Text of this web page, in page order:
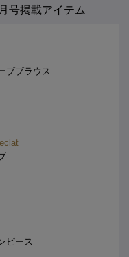
号掲載アイテム
ブブラウス
ピース